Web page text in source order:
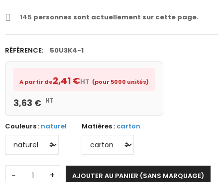
145 personnes sont actuellement sur cette page.
RÉFÉRENCE: 50U3K4-1
A partir de2,41 €HT (pour 5000 unités)
3,63 € HT
Couleurs : naturel Matières : carton
− + AJOUTER AU PANIER (SANS MARQUAGE)